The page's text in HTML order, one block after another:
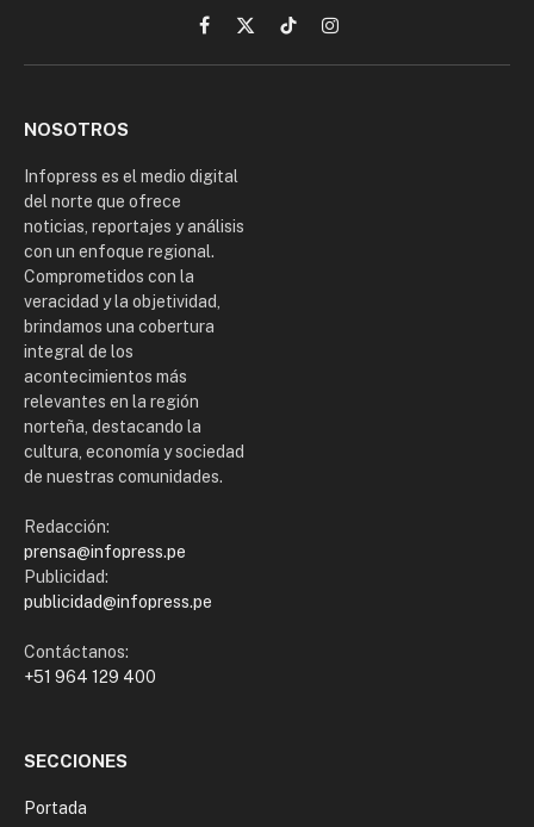
Facebook
X
(Twitter)
TikTokInstagram
NOSOTROS
Infopress es el medio digital
del norte que ofrece
noticias, reportajes y análisis
con un enfoque regional.
Comprometidos con la
veracidad y la objetividad,
brindamos una cobertura
integral de los
acontecimientos más
relevantes en la región
norteña, destacando la
cultura, economía y sociedad
de nuestras comunidades.
Redacción:
prensa@infopress.pe
Publicidad:
publicidad@infopress.pe
Contáctanos:
+51 964 129 400
SECCIONES
Portada